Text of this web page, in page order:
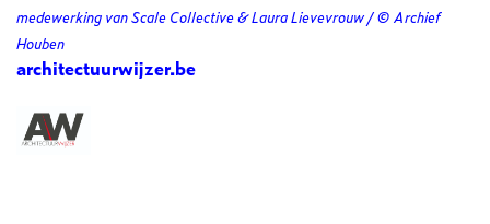
medewerking van Scale Collective & Laura Lievevrouw / © Archief
Houben
architectuurwijzer.be